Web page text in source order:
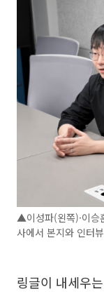
▲이성파(왼쪽)·이승
사에서 본지와 인터
링글이 내세우